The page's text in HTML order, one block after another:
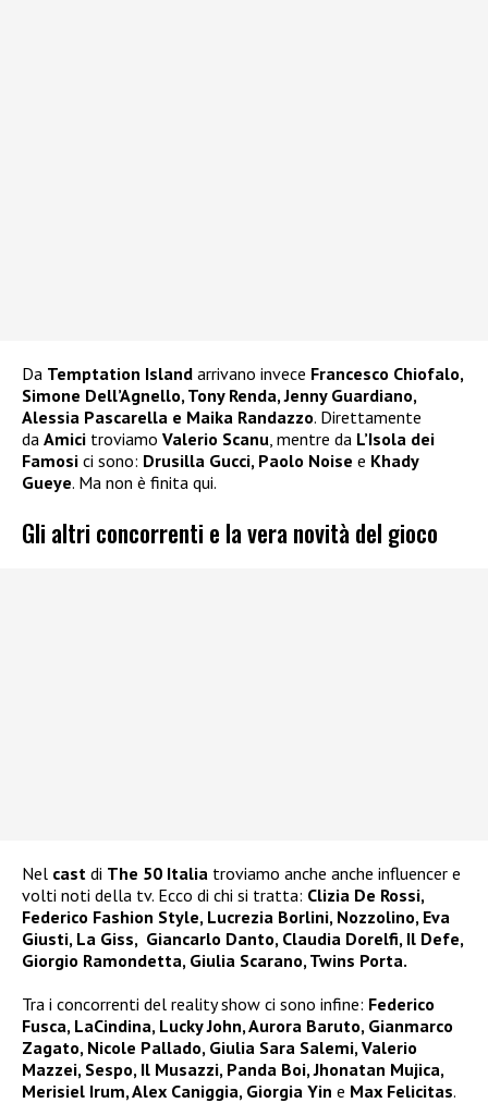
Da Temptation Island arrivano invece Francesco Chiofalo,
Simone Dell’Agnello, Tony Renda, Jenny Guardiano,
Alessia Pascarella e Maika Randazzo. Direttamente
da Amici troviamo Valerio Scanu, mentre da L’Isola dei
Famosi ci sono: Drusilla Gucci, Paolo Noise e Khady
Gueye. Ma non è finita qui.
Gli altri concorrenti e la vera novità del gioco
Nel cast di The 50 Italia troviamo anche anche influencer e
volti noti della tv. Ecco di chi si tratta: Clizia De Rossi,
Federico Fashion Style, Lucrezia Borlini, Nozzolino, Eva
Giusti, La Giss, Giancarlo Danto, Claudia Dorelfi, Il Defe,
Giorgio Ramondetta, Giulia Scarano, Twins Porta.
Tra i concorrenti del reality show ci sono infine: Federico
Fusca, LaCindina, Lucky John, Aurora Baruto, Gianmarco
Zagato, Nicole Pallado, Giulia Sara Salemi, Valerio
Mazzei, Sespo, Il Musazzi, Panda Boi, Jhonatan Mujica,
Merisiel Irum, Alex Caniggia, Giorgia Yin e Max Felicitas.